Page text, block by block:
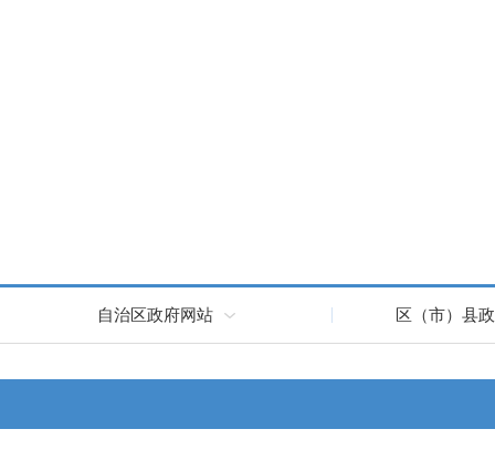
自治区政府网站 区（市）县